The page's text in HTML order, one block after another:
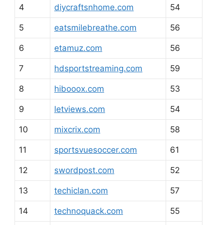
4 diycraftsnhome.com 54
5 eatsmilebreathe.com 56
6 etamuz.com 56
7 hdsportstreaming.com 59
8 hibooox.com 53
9 letviews.com 54
10 mixcrix.com 58
11 sportsvuesoccer.com 61
12 swordpost.com 52
13 techiclan.com 57
14 technoquack.com 55